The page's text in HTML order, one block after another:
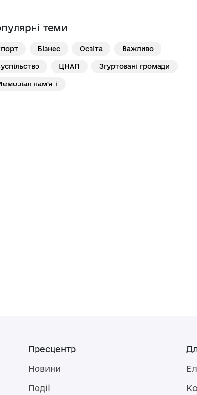
теми
Бізнес Освіта Важливо
ЦНАП Згуртовані громади
пам'яті
Пресцентр
Новини
Події